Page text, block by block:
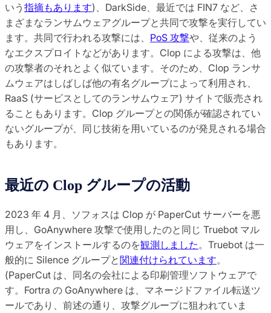
いう 指摘もあります)、DarkSide、最近では FIN7 など、さ
まざまなランサムウェアグループと共同で攻撃を実行してい
ます。共同で行われる攻撃には、 PoS 攻撃や、従来のよう
なエクスプロイトなどがあります。Clop による攻撃は、他
の攻撃者のそれとよく似ています。そのため、Clop ランサ
ムウェアはしばしば他の有名グループによって利用され、
RaaS (サービスとしてのランサムウェア) サイトで販売され
ることもあります。Clop グループとの関係が確認されてい
ないグループが、同じ技術を用いているのが発見される場合
もあります。
最近の Clop グループの活動
2023 年 4 月、ソフォスは Clop が PaperCut サーバーを悪
用し、GoAnywhere 攻撃で使用したのと同じ Truebot マル
ウェアをインストールするのを観測しました 。Truebot は一
般的に Silence グループと関連付けられています。
(PaperCut は、同名の会社による印刷管理ソフトウェアで
す。Fortra の GoAnywhere は、マネージドファイル転送ツ
ールであり、前述の通り、攻撃グループに狙われていま